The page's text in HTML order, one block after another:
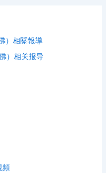
）相關報導
）相关报导
頻